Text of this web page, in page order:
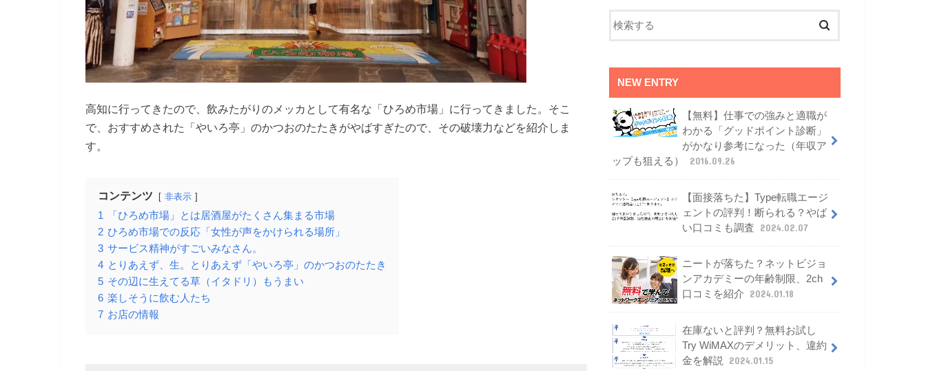
高知に行ってきたので、飲みたがりのメッカとして有名な「ひろめ市場」に行ってきました。そこ
で、おすすめされた「やいろ亭」のかつおのたたきがやばすぎたので、その破壊力などを紹介しま
す。
コンテンツ 非表示
1
「ひろめ市場」とは居酒屋がたくさん集まる市場
2 ひろめ市場での反応「女性が声をかけられる場所」
3 サービス精神がすごいみなさん。
4 とりあえず、生。とりあえず「やいろ亭」のかつおのたたき
5 その辺に生えてる草（イタドリ）もうまい
6 楽しそうに飲む人たち
7 お店の情報
NEW ENTRY
【無料】仕事での強みと適職が
わかる「グッドポイント診断」
がかなり参考になった（年収ア
ップも狙える）
2016.09.26
【面接落ちた】Type転職エージ
ェントの評判！断られる？やば
い口コミも調査
2024.02.07
ニートが落ちた？ネットビジョ
ンアカデミーの年齢制限、2ch
口コミを紹介
2024.01.18
在庫ないと評判？無料お試し
Try WiMAXのデメリット、違約
金を解説
2024.01.15